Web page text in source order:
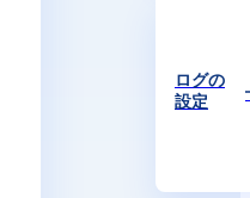
ログの
設定